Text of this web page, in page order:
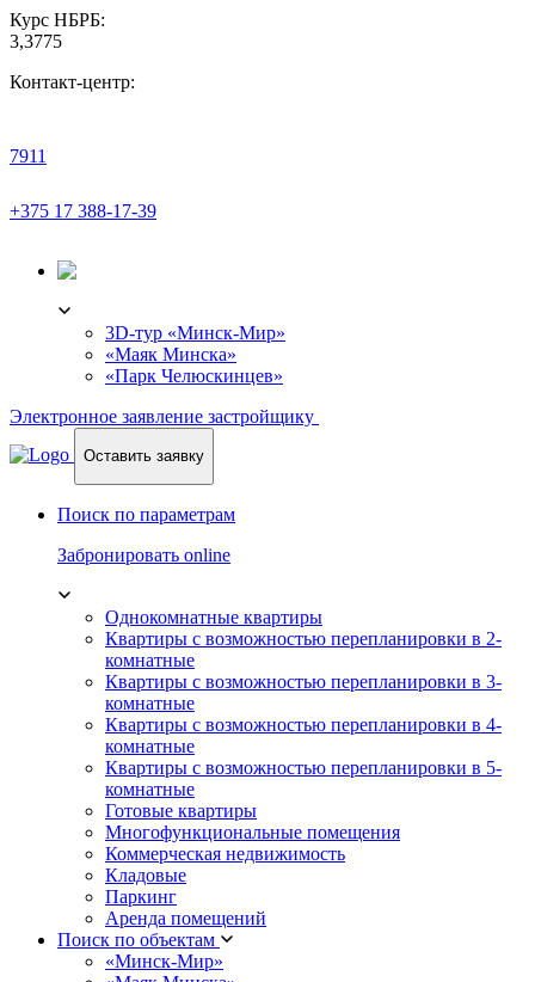
Курс НБРБ:
3,3775
Контакт-центр:
7911
+375 17 388-17-39
3D-тур «Минск-Мир»
«Маяк Минска»
«Парк Челюскинцев»
Электронное заявление застройщику
Оставить заявку
Поиск по параметрам
Забронировать online
Однокомнатные квартиры
Квартиры с возможностью перепланировки в 2-
комнатные
Квартиры с возможностью перепланировки в 3-
комнатные
Квартиры с возможностью перепланировки в 4-
комнатные
Квартиры с возможностью перепланировки в 5-
комнатные
Готовые квартиры
Многофункциональные помещения
Коммерческая недвижимость
Кладовые
Паркинг
Аренда помещений
Поиск по объектам
«Минск-Мир»